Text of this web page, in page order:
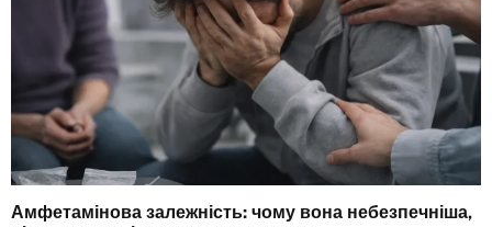
Амфетамінова залежність: чому вона небезпечніша,